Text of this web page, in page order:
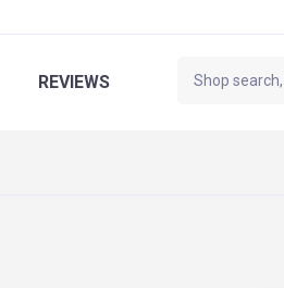
REVIEWS